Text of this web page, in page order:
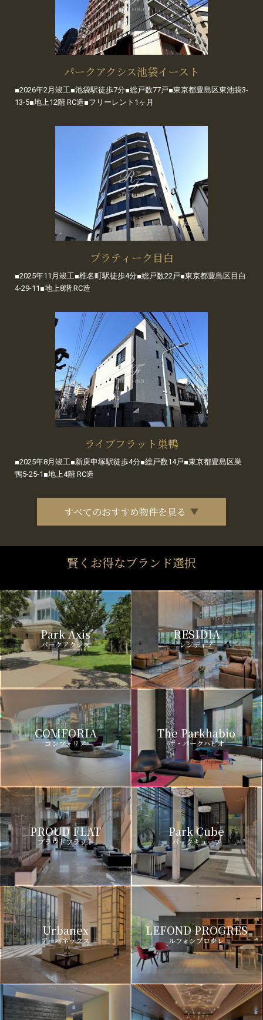
パークアクシス池袋イースト
■2026年2月竣工■池袋駅徒歩7分■総戸数77戸■東京都豊島区東池袋3-
13-5■地上12階 RC造■フリーレント1ヶ月
プラティーク目白
■2025年11月竣工■椎名町駅徒歩4分■総戸数22戸■東京都豊島区目白
4-29-11■地上8階 RC造
ライブフラット巣鴨
■2025年8月竣工■新庚申塚駅徒歩4分■総戸数14戸■東京都豊島区巣
鴨5-25-1■地上4階 RC造
すべてのおすすめ物件を見る
賢くお得なブランド選択
Park Axis
パークアクシス
RESIDIA
レジディア
COMFORIA
コンフォリア
The Parkhabio
ザ・パークハビオ
PROUD FLAT
プラウドフラット
Park Cube
パークキューブ
Urbanex
アーバネックス
LEFOND PROGRES
ルフォンプログレ